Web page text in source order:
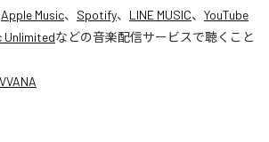
Apple Music、 Spotify、 LINE MUSIC、 YouTube
Unlimitedなどの音楽配信サービスで聴くこと